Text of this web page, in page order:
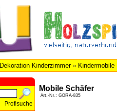
Dekoration Kinderzimmer» Kindermobile
Profisuche
Mobile Schäfer
Art.-Nr.: GORA-835